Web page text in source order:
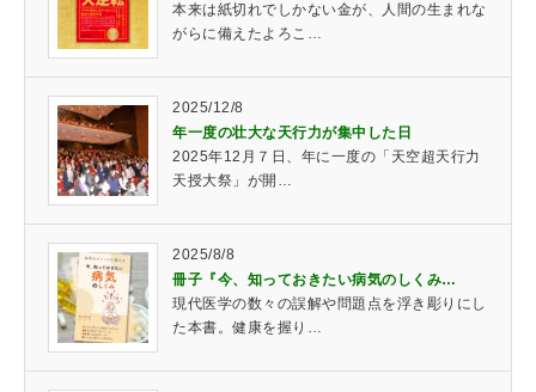
本来は紙切れでしかない金が、人間の生まれな
がらに備えたよろこ…
2025/12/8
年一度の壮大な天行力が集中した日
2025年12月７日、年に一度の「天空超天行力
天授大祭」が開…
2025/8/8
冊子『今、知っておきたい病気のしくみ…
現代医学の数々の誤解や問題点を浮き彫りにし
た本書。健康を握り…